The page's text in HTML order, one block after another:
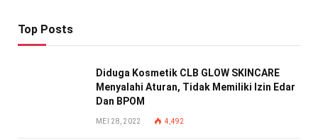
Top Posts
Diduga Kosmetik CLB GLOW SKINCARE
Menyalahi Aturan, Tidak Memiliki Izin Edar
Dan BPOM
MEI 28, 2022 4,492